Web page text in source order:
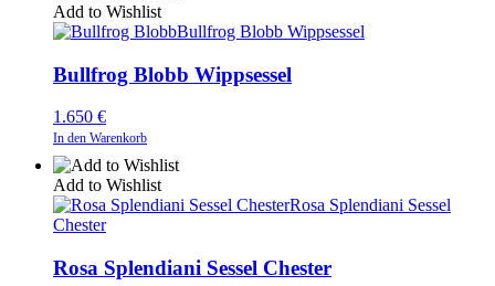
Add to Wishlist
Bullfrog Blobb Wippsessel
Bullfrog Blobb Wippsessel
1.650 €
In den Warenkorb
Add to Wishlist
Rosa Splendiani Sessel
Chester
Rosa Splendiani Sessel Chester